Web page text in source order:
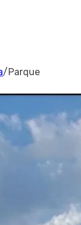
/ Parque